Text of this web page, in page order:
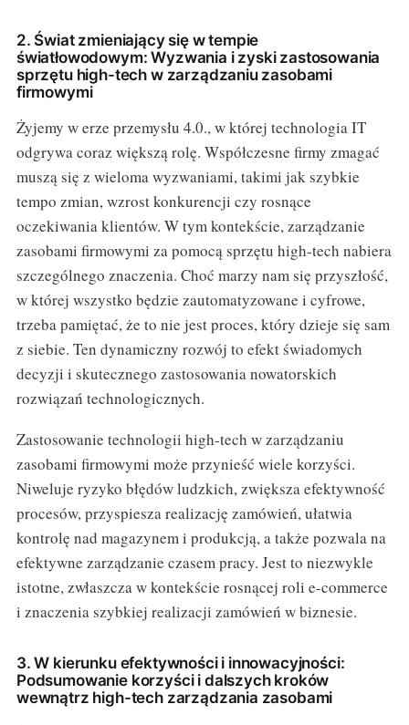
2. Świat zmieniający się w tempie
światłowodowym: Wyzwania i zyski zastosowania
sprzętu high-tech w zarządzaniu zasobami
firmowymi
Żyjemy w erze przemysłu 4.0., w której technologia IT
odgrywa coraz większą rolę. Współczesne firmy zmagać
muszą się z wieloma wyzwaniami, takimi jak szybkie
tempo zmian, wzrost konkurencji czy rosnące
oczekiwania klientów. W tym kontekście, zarządzanie
zasobami firmowymi za pomocą sprzętu high-tech nabiera
szczególnego znaczenia. Choć marzy nam się przyszłość,
w której wszystko będzie zautomatyzowane i cyfrowe,
trzeba pamiętać, że to nie jest proces, który dzieje się sam
z siebie. Ten dynamiczny rozwój to efekt świadomych
decyzji i skutecznego zastosowania nowatorskich
rozwiązań technologicznych.
Zastosowanie technologii high-tech w zarządzaniu
zasobami firmowymi może przynieść wiele korzyści.
Niweluje ryzyko błędów ludzkich, zwiększa efektywność
procesów, przyspiesza realizację zamówień, ułatwia
kontrolę nad magazynem i produkcją, a także pozwala na
efektywne zarządzanie czasem pracy. Jest to niezwykle
istotne, zwłaszcza w kontekście rosnącej roli e-commerce
i znaczenia szybkiej realizacji zamówień w biznesie.
3. W kierunku efektywności i innowacyjności:
Podsumowanie korzyści i dalszych kroków
wewnątrz high-tech zarządzania zasobami